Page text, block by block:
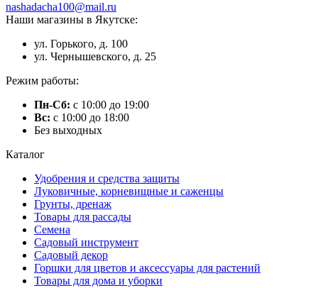
nashadacha100@mail.ru
Наши магазины в Якутске:
ул. Горького, д. 100
ул. Чернышевского, д. 25
Режим работы:
Пн-Сб: с 10:00 до 19:00
Вс: с 10:00 до 18:00
Без выходных
Каталог
Удобрения и средства защиты
Луковичные, корневищные и саженцы
Грунты, дренаж
Товары для рассады
Семена
Садовый инструмент
Садовый декор
Горшки для цветов и аксессуары для растений
Товары для дома и уборки